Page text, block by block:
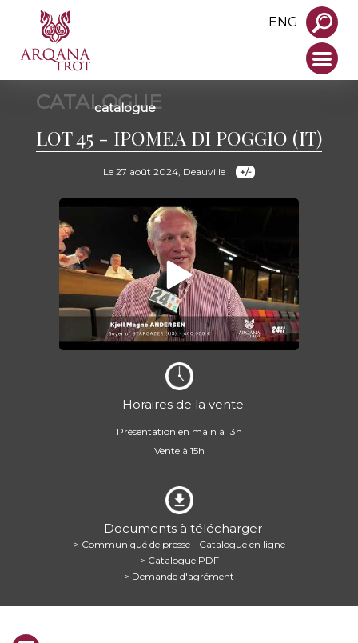
ENG
CATALOGUE
catalogue
LOT 45 - IPOMEA DI POGGIO (IT)
Le 27 août 2024, Deauville
Horaires de la vente
Présentation en main à 13h
Vente à 15h
Documents à télécharger
> Communiqué de presse - Catalogue en ligne
> Catalogue PDF
> Demande d'agrément